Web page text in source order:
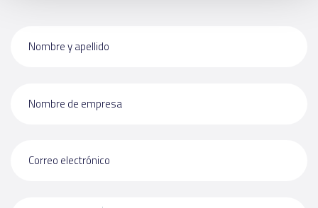
Nombre y apellido
Nombre de empresa
Correo electrónico